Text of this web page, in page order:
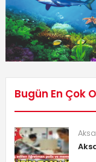
Bugün En Çok